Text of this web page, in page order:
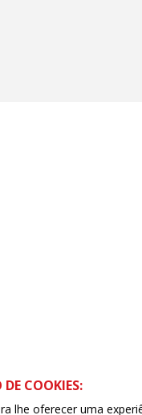
COOKIES:
lhe oferecer uma